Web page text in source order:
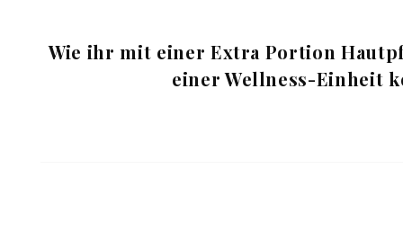
Wie ihr mit einer Extra Portion
einer Wellness-Einheit